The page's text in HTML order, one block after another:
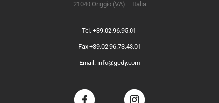
21040 Origgio (VA) – Italia
Tel. +39.02.96.95.01
Fax +39.02.96.73.43.01
Email: info@gedy.com